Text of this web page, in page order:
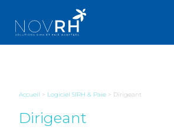
Accueil > Logiciel SIRH & Paie > Dirigeant
Dirigeant